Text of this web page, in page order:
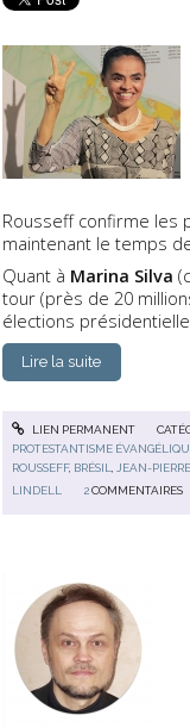
Rousseff confirme les
maintenant le temps
Quant à Marina Silva
tour (près de 20
élections
Lire la suite
LIEN PERMANENT
PROTESTANTISME
ROUSSEFF, BRÉSIL,JEAN-
LINDELL
2 COMMENTAIRES